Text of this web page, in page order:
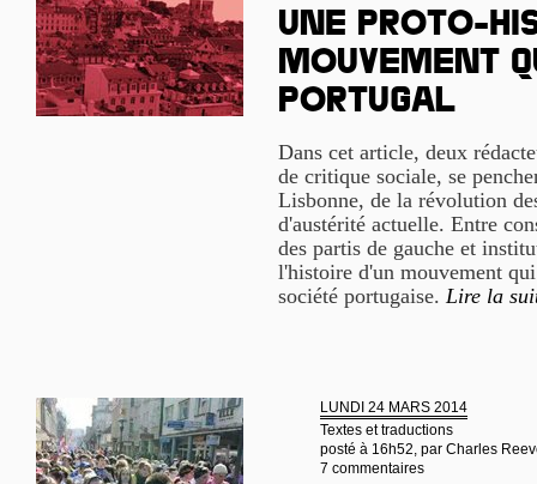
Une proto-
mouvement
Portugal
Dans cet article, deux
de critique sociale, se
Lisbonne, de la révolution
d'austérité actuelle. Entre
des partis de gauche et
l'histoire d'un mouvement
société portugaise. Lire la
LUNDI 24 MARS 2014
Textes et traductions
posté à 16h52, par Charles
7 commentaires